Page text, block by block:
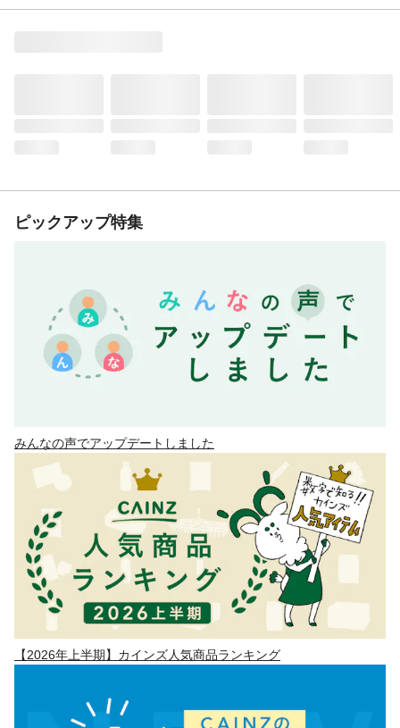
ピックアップ特集
みんなの声でアップデートしました
【2026年上半期】カインズ人気商品ランキング